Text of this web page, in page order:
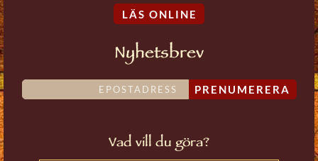
LÄS ONLINE
Nyhetsbrev
PRENUMERERA
Vad vill du göra?